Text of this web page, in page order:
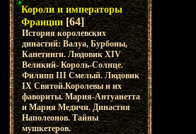
Короли и императоры
Франции [64]
История королевских
династий: Валуа, Бурбоны,
Капетинги. Людовик XIV
Великий- Король-Солнце.
Филипп III Смелый. Людовик
IX Святой.Королевы и их
фавориты. Мария-Антуанетта
и Мария Медичи. Династия
Наполеонов. Тайны
мушкетеров.